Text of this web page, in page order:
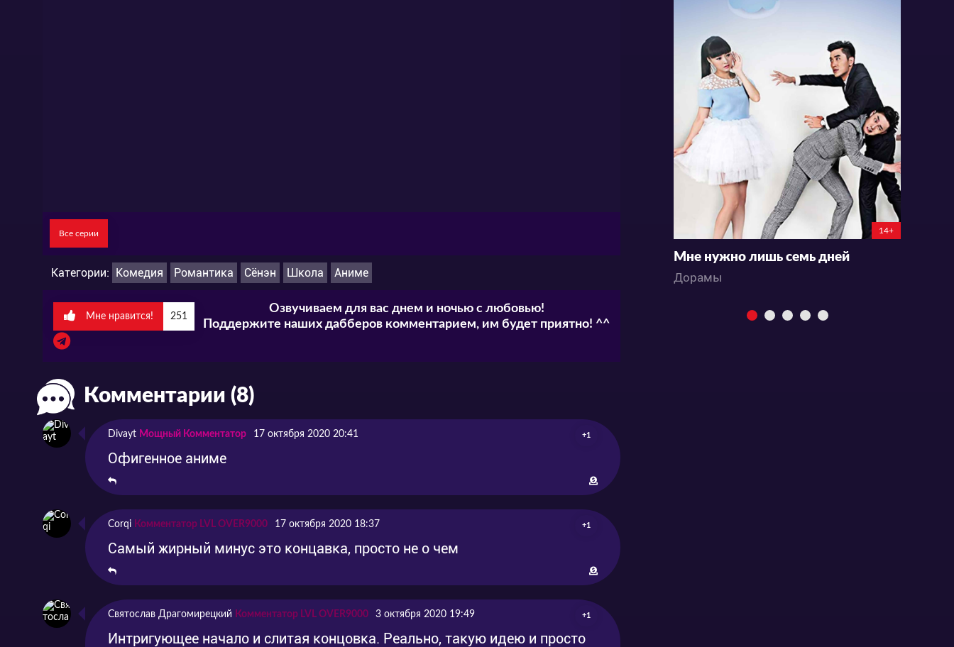
Все серии
Категории: Комедия Романтика Сёнэн Школа Аниме
Мне нравится! 251
Озвучиваем для вас днем и ночью с любовью!
Поддержите наших дабберов комментарием, им будет приятно! ^^
Комментарии (8)
Divayt Мощный Комментатор 17 октября 2020 20:41 +1
Офигенное аниме
Corqi Комментатор LVL OVER9000 17 октября 2020 18:37 +1
Самый жирный минус это концавка, просто не о чем
Святослав Драгомирецкий Комментатор LVL OVER9000 3 октября 2020 19:49 +1
Интригующее начало и слитая концовка. Реально, такую идею и просто
14+
Мне нужно лишь семь дней
Дорамы